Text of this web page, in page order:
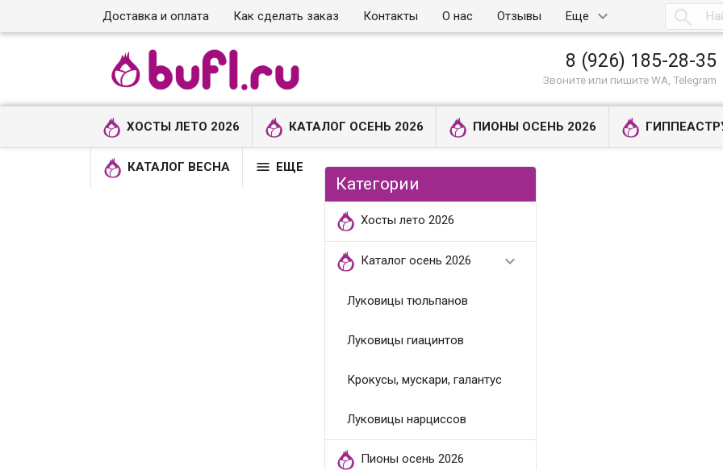
Доставка и оплата Как сделать заказ Контакты О нас Отзывы Еще 
8 (926) 185-28-35
Звоните или пишите WA, Telegram
ХОСТЫ ЛЕТО 2026 КАТАЛОГ ОСЕНЬ 2026 ПИОНЫ ОСЕНЬ 2026
КАТАЛОГ ВЕСНА  ЕЩЕ
Категории
Хосты лето 2026
Каталог осень 2026 
Луковицы тюльпанов
Луковицы гиацинтов
Крокусы, мускари, галантус
Луковицы нарциссов
Пионы осень 2026